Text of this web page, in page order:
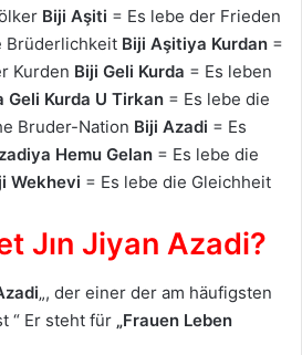
Biji Aşiti = Es lebe der Frieden
Brüderlichkeit Biji Aşitiya Kurdan =
Kurden Biji Geli Kurda = Es leben
Geli Kurda U Tirkan = Es lebe die
Bruder-Nation Biji Azadi = Es
Hemu Gelan = Es lebe die
Wekhevi = Es lebe die Gleichheit
Jın Jiyan Azadi?
„, der einer der am häufigsten
“ Er steht für „Frauen Leben